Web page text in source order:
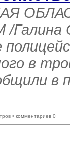
в
в
• комментариев 0